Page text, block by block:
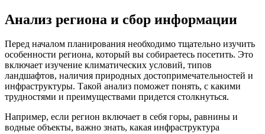
Анализ региона и сбор информации
Перед началом планирования необходимо тщательно изучить
особенности региона, который вы собираетесь посетить. Это
включает изучение климатических условий, типов
ландшафтов, наличия природных достопримечательностей и
инфраструктуры. Такой анализ поможет понять, с какими
трудностями и преимуществами придется столкнуться.
Например, если регион включает в себя горы, равнины и
водные объекты, важно знать, какая инфраструктура